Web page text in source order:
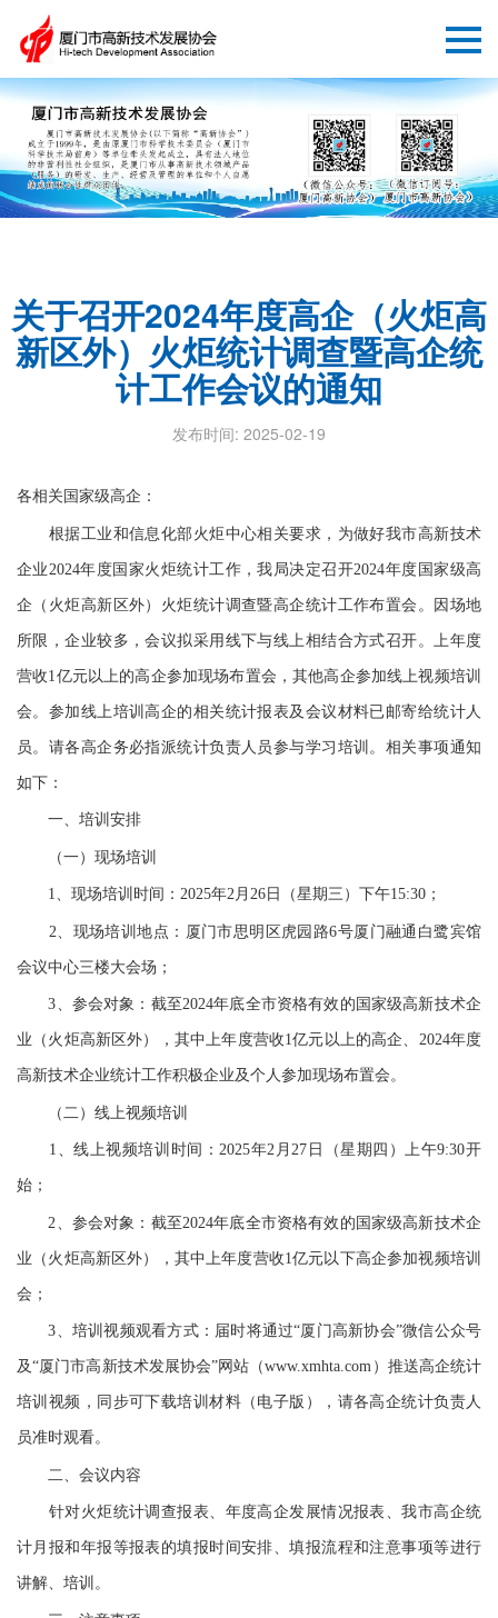
关于召开2024年度高企（火炬高
新区外）火炬统计调查暨高企统
计工作会议的通知
发布时间: 2025-02-19
各相关国家级高企：
根据工业和信息化部火炬中心相关要求，为做好我市高新技术
企业2024年度国家火炬统计工作，我局决定召开2024年度国家级高
企（火炬高新区外）火炬统计调查暨高企统计工作布置会。因场地
所限，企业较多，会议拟采用线下与线上相结合方式召开。上年度
营收1亿元以上的高企参加现场布置会，其他高企参加线上视频培训
会。参加线上培训高企的相关统计报表及会议材料已邮寄给统计人
员。请各高企务必指派统计负责人员参与学习培训。相关事项通知
如下：
一、培训安排
（一）现场培训
1、现场培训时间：2025年2月26日（星期三）下午15:30；
2、现场培训地点：厦门市思明区虎园路6号厦门融通白鹭宾馆
会议中心三楼大会场；
3、参会对象：截至2024年底全市资格有效的国家级高新技术企
业（火炬高新区外），其中上年度营收1亿元以上的高企、2024年度
高新技术企业统计工作积极企业及个人参加现场布置会。
（二）线上视频培训
1、线上视频培训时间：2025年2月27日（星期四）上午9:30开
始；
2、参会对象：截至2024年底全市资格有效的国家级高新技术企
业（火炬高新区外），其中上年度营收1亿元以下高企参加视频培训
会；
3、培训视频观看方式：届时将通过“厦门高新协会”微信公众号
及“厦门市高新技术发展协会”网站（www.xmhta.com）推送高企统计
培训视频，同步可下载培训材料（电子版），请各高企统计负责人
员准时观看。
二、会议内容
针对火炬统计调查报表、年度高企发展情况报表、我市高企统
计月报和年报等报表的填报时间安排、填报流程和注意事项等进行
讲解、培训。